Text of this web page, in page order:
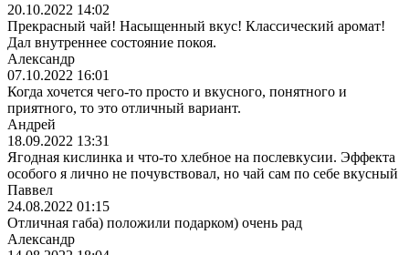
20.10.2022 14:02
Прекрасный чай! Насыщенный вкус! Классический аромат!
Дал внутреннее состояние покоя.
Александр
07.10.2022 16:01
Когда хочется чего-то просто и вкусного, понятного и
приятного, то это отличный вариант.
Андрей
18.09.2022 13:31
Ягодная кислинка и что-то хлебное на послевкусии. Эффекта
особого я лично не почувствовал, но чай сам по себе вкусный
Паввел
24.08.2022 01:15
Отличная габа) положили подарком) очень рад
Александр